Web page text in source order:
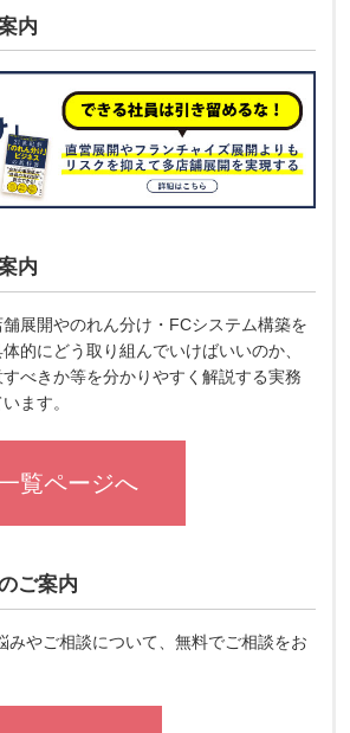
内
内
展開やのれん分け・FCシステム構築を
的にどう取り組んでいけばいいのか、
べきか等を分かりやすく解説する実務
ます。
覧ページへ
ご案内
みやご相談について、無料でご相談をお